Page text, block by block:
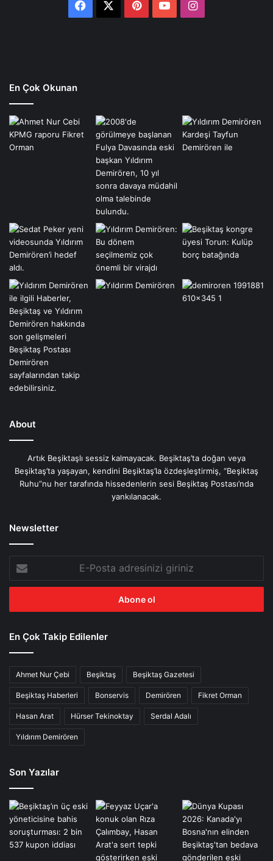
Facebook PinterestYouTubeInstagram
En Çok Okunan
About
Artık Beşiktaşlı sessiz kalmayacak. Beşiktaş’ta doğan veya
Beşiktaş’ta yaşayan, kendini Beşiktaş’la özdeşleştirmiş, “Beşiktaş
Ruhu”nu her tarafında hissedenlerin sesi Beşiktaş Postası’nda
yankılanacak.
Newsletter
Posta
adresinizi
En Çok Takip Edilenler
Ahmet Nur Çebi Beşiktaş Beşiktaş Gazetesi
Beşiktaş Haberleri Bonservis Demirören Fikret Orman
Hasan Arat Hürser Tekinoktay Serdal Adalı
Yıldırım Demirören
Son Yazılar